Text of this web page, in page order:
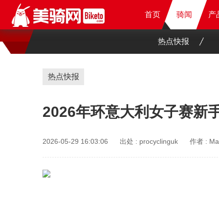
产
首页 骑闻 产
首页 骑闻 产
首页 骑闻 产
热点快报
热点快报
2026年环意大利女子赛新
2026-05-29 16:03:06 出处 : procyclinguk 作者 :